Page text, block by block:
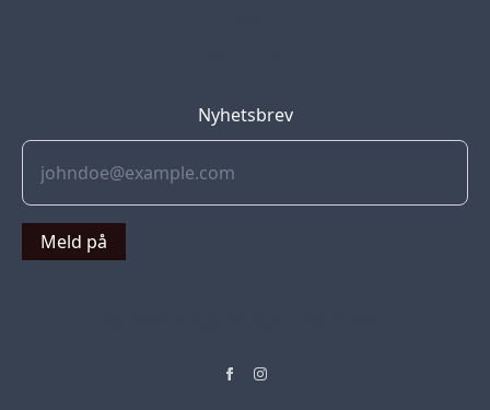
Nyhetsbrev
Meld på